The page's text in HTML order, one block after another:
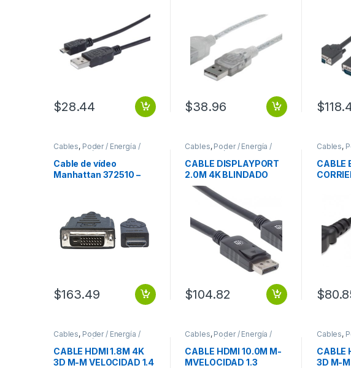
Tipo A Macho USB –
Extremo Secundario: 1
x Micro Type B Macho
USB – 480Mbit/s –
Apantallado – 28 AWG –
$28.44
Impresora, Teclado –
Extremo prinicpal: 1 x
Tipo A Macho USB –
Extremo Secundario: 1
x Tipo A Hembra USB –
480Mbit/s – Cable de
Contacto chapado – 28
$38.96
HD-15
x HD-
$
Cables, Poder / Energía /
Alimentación
Cable de vídeo
Manhattan 372510 –
$163.49
Cables, Poder / Energía /
Alimentación
CABLE DISPLAYPORT
2.0M 4K BLINDADO
MACHO-MACHO
BLINDADO MACHO-
MACHO
$104.82
Cables,
CABLE
1.8M
$
Cables, Poder / Energía /
Alimentación
CABLE HDMI 1.8M 4K
3D M-M VELOCIDAD 1.4
Cables, Poder / Energía /
Alimentación
CABLE HDMI 10.0M M-
MVELOCIDAD 1.3
Cables,
CABLE
3D M-M